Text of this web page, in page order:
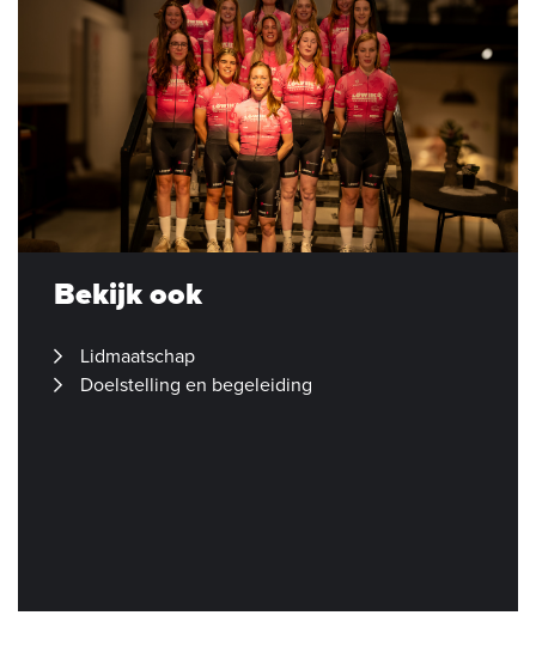
Bekijk ook
Lidmaatschap
Doelstelling en begeleiding